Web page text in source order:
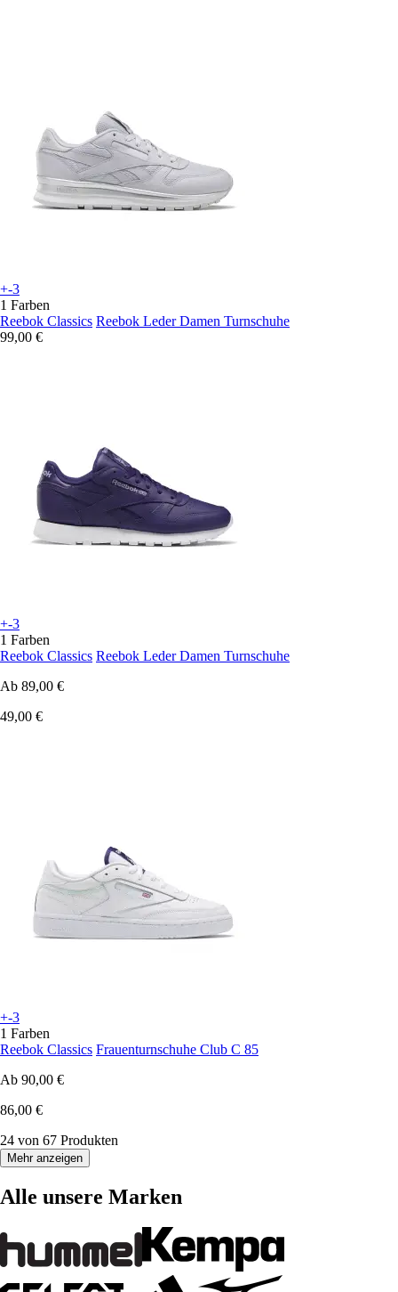
+-3
1 Farben
Reebok Classics Reebok Leder Damen Turnschuhe
99,00 €
+-3
1 Farben
Reebok Classics Reebok Leder Damen Turnschuhe
Ab 89,00 €
49,00 €
+-3
1 Farben
Reebok Classics Frauenturnschuhe Club C 85
Ab 90,00 €
86,00 €
24 von 67 Produkten
Mehr anzeigen
Alle unsere Marken